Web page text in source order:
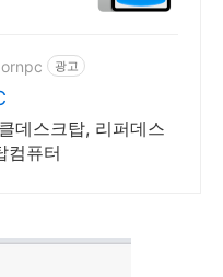
광고
데스크탑, 리퍼데스
컴퓨터